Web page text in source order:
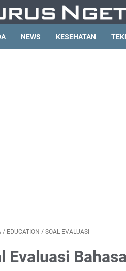
NEWS KESEHATAN
/ EDUCATION / SOAL EVALUASI
Evaluasi